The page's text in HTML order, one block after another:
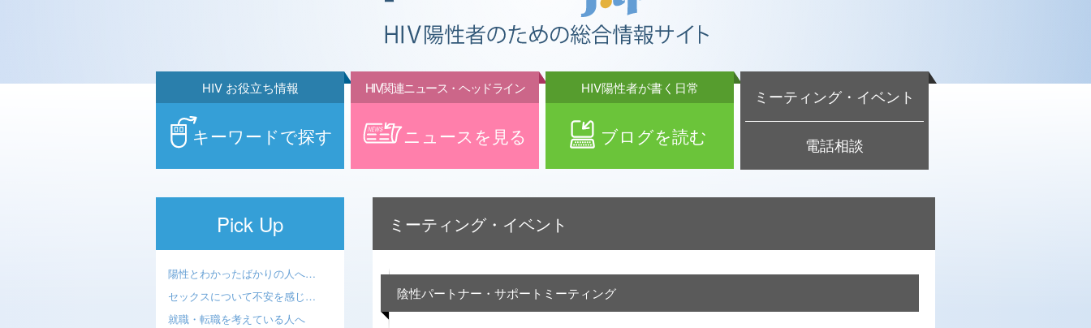
キーワードで探す
HIV お役立ち情報
ニュースを見る
HIV関連ニュース・ヘッドライン
ブログを読む
HIV陽性者が書く日常 ミーティング・イベント
電話相談
ミーティング・イベント
陰性パートナー・サポートミーティング
Pick Up
陽性とわかったばかりの人へ…
セックスについて不安を感じ…
就職・転職を考えている人へ